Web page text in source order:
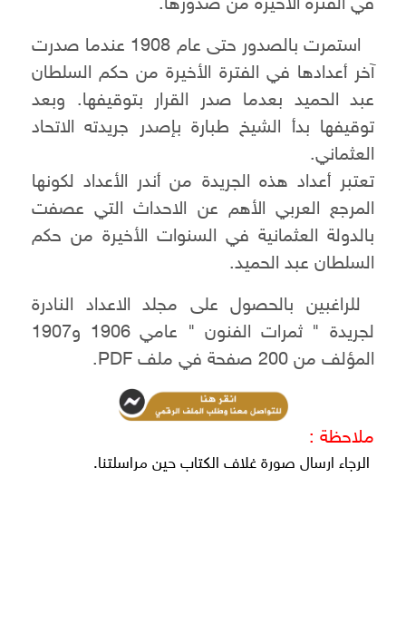
في الفترة الاخيرة من صدورها.
استمرت بالصدور حتى عام 1908 عندما صدرت
آخر أعدادها في الفترة الأخيرة من حكم السلطان
عبد الحميد بعدما صدر القرار بتوقيفها. وبعد
توقيفها بدأ الشيخ طبارة بإصدر جريدته الاتحاد
العثماني.
تعتبر أعداد هذه الجريدة من أندر الأعداد لكونها
المرجع العربي الأهم عن الاحداث التي عصفت
بالدولة العثمانية في السنوات الأخيرة من حكم
السلطان عبد الحميد.
للراغبين بالحصول على مجلد الاعداد النادرة
لجريدة " ثمرات الفنون " عامي 1906 و1907
المؤلف من 200 صفحة في ملف PDF.
ملاحظة :
الرجاء ارسال صورة غلاف الكتاب حين مراسلتنا.